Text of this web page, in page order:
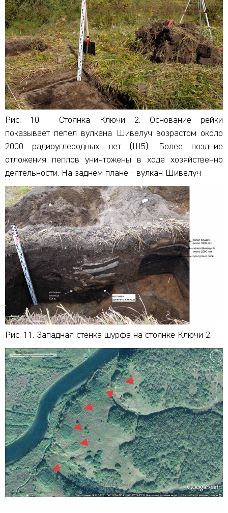
Рис. 10. Стоянка Ключи 2. Основание рейки
показывает пепел вулкана Шивелуч возрастом около
2000 радиоуглеродных лет (Ш5). Более поздние
отложения пеплов уничтожены в ходе хозяйственно
деятельности. На заднем плане - вулкан Шивелуч
Рис. 11. Западная стенка шурфа на стоянке Ключи 2